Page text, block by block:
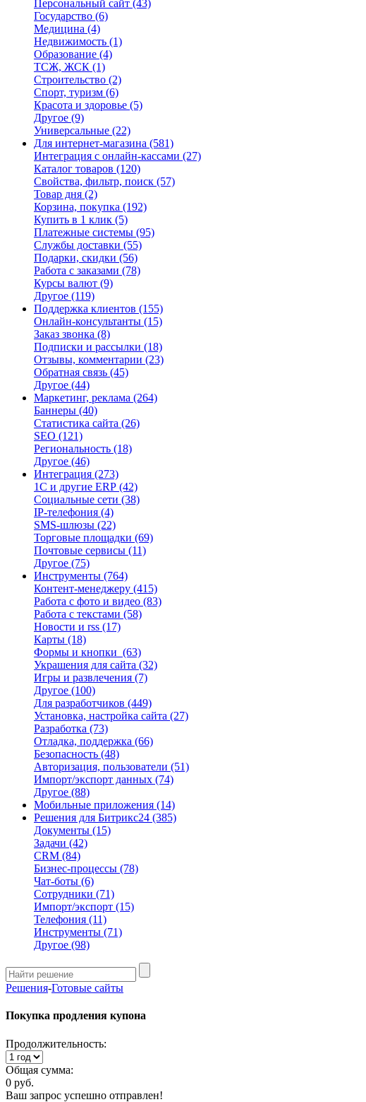
Персональный сайт (43)
Государство (6)
Медицина (4)
Недвижимость (1)
Образование (4)
ТСЖ, ЖСК (1)
Строительство (2)
Спорт, туризм (6)
Красота и здоровье (5)
Другое (9)
Универсальные (22)
Для интернет-магазина (581)
Интеграция с онлайн-кассами (27)
Каталог товаров (120)
Свойства, фильтр, поиск (57)
Товар дня (2)
Корзина, покупка (192)
Купить в 1 клик (5)
Платежные системы (95)
Службы доставки (55)
Подарки, скидки (56)
Работа с заказами (78)
Курсы валют (9)
Другое (119)
Поддержка клиентов (155)
Онлайн-консультанты (15)
Заказ звонка (8)
Подписки и рассылки (18)
Отзывы, комментарии (23)
Обратная связь (45)
Другое (44)
Маркетинг, реклама (264)
Баннеры (40)
Статистика сайта (26)
SEO (121)
Региональность (18)
Другое (46)
Интеграция (273)
1С и другие ERP (42)
Социальные сети (38)
IP-телефония (4)
SMS-шлюзы (22)
Торговые площадки (69)
Почтовые сервисы (11)
Другое (75)
Инструменты (764)
Контент-менеджеру (415)
Работа с фото и видео (83)
Работа с текстами (58)
Новости и rss (17)
Карты (18)
Формы и кнопки (63)
Украшения для сайта (32)
Игры и развлечения (7)
Другое (100)
Для разработчиков (449)
Установка, настройка сайта (27)
Разработка (73)
Отладка, поддержка (66)
Безопасность (48)
Авторизация, пользователи (51)
Импорт/экспорт данных (74)
Другое (88)
Мобильные приложения (14)
Решения для Битрикс24 (385)
Документы (15)
Задачи (42)
CRM (84)
Бизнес-процессы (78)
Чат-боты (6)
Сотрудники (71)
Импорт/экспорт (15)
Телефония (11)
Инструменты (71)
Другое (98)
Решения-Готовые сайты
Покупка продления купона
Продолжительность:
Общая сумма:
0 руб.
Ваш запрос успешно отправлен!